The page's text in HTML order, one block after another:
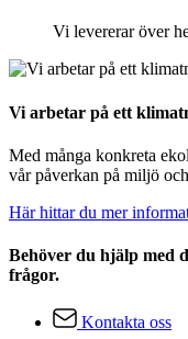
Vi levererar över
Vi arbetar på ett
Med många konkreta
vår påverkan på miljö
Här hittar du mer
Behöver du hjälp med
frågor.
Kontakta oss